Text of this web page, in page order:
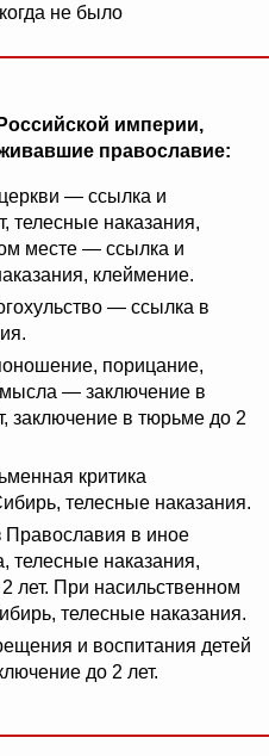
не было
империи,
православие:
— ссылка и
телесные наказания,
месте — ссылка и
клеймение.
— ссылка в
порицание,
— заключение в
заключение в тюрьме до 2
критика
телесные наказания.
в иное
телесные наказания,
лет. При насильственном
телесные наказания.
и воспитания детей
до 2 лет.